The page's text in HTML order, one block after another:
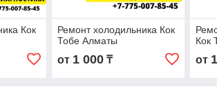
Кок
Ремонт холодильника Кок
Тобе Алматы
от 1 000₸
Кок
от